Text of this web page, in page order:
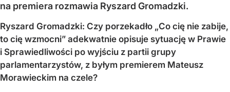
na premiera rozmawia Ryszard Gromadzki.
Ryszard Gromadzki: Czy porzekadło „Co cię nie zabije,
to cię wzmocni” adekwatnie opisuje sytuację w Prawie
i Sprawiedliwości po wyjściu z partii grupy
parlamentarzystów, z byłym premierem Mateusz
Morawieckim na czele?